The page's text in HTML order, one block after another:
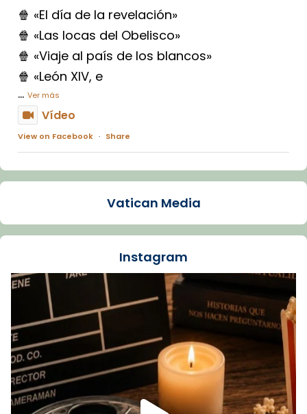
🍿 «El día de la revelación»
🍿 «Las locas del Obelisco»
🍿 «Viaje al país de los blancos»
🍿 «León XIV, e
... Ver más
Vídeo
View on Facebook · Share
Arquebisbat de Barcelona
La Carmina va patir depressió. Fa gairebé
dos mesos, a l'Estadi Lluís Companys, la
Recupera l'entrevista comp
Vatican
tican News 👇
www.vaticannews.va/es/iglesia/news/2026-
07/carmina-historia-depresion-papa-viaje-
espana-testimoni...
Foto
View on Facebook · Share
Vatican Media
Instagram